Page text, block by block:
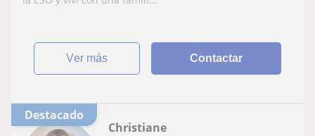
ver más Contactar
Destacado
Christiane